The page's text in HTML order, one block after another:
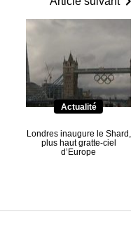
Actualité
Londres inaugure le Shard,
plus haut gratte-ciel
d’Europe